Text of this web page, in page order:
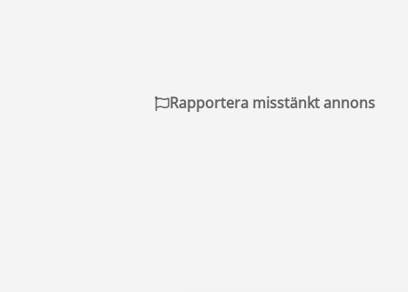
Rapportera misstänkt annons